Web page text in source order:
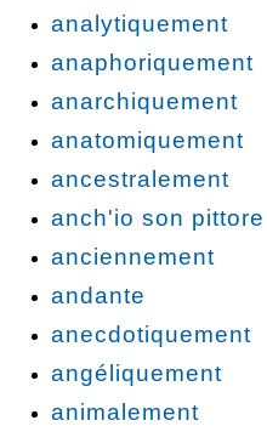
analytiquement
anaphoriquement
anarchiquement
anatomiquement
ancestralement
anch'io son pittore
anciennement
andante
anecdotiquement
angéliquement
animalement